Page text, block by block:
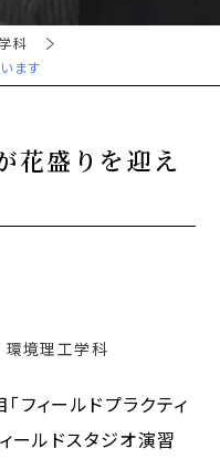
科
ます
花盛りを迎え
環境理工学科
フィールドプラクティ
ールドスタジオ演習